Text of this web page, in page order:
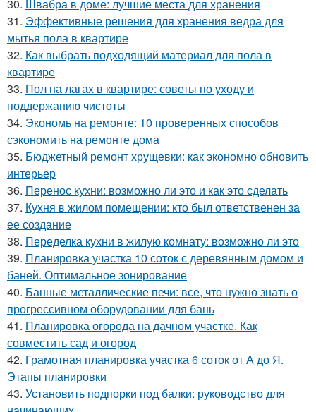
30. Швабра в доме: лучшие места для хранения
31. Эффективные решения для хранения ведра для
мытья пола в квартире
32. Как выбрать подходящий материал для пола в
квартире
33. Пол на лагах в квартире: советы по уходу и
поддержанию чистоты
34. Экономь на ремонте: 10 проверенных способов
сэкономить на ремонте дома
35. Бюджетный ремонт хрущевки: как экономно обновить
интерьер
36. Перенос кухни: возможно ли это и как это сделать
37. Кухня в жилом помещении: кто был ответственен за
ее создание
38. Переделка кухни в жилую комнату: возможно ли это
39. Планировка участка 10 соток с деревянным домом и
баней. Оптимальное зонирование
40. Банные металлические печи: все, что нужно знать о
прогрессивном оборудовании для бань
41. Планировка огорода на дачном участке. Как
совместить сад и огород
42. Грамотная планировка участка 6 соток от А до Я.
Этапы планировки
43. Установить подпорки под балки: руководство для